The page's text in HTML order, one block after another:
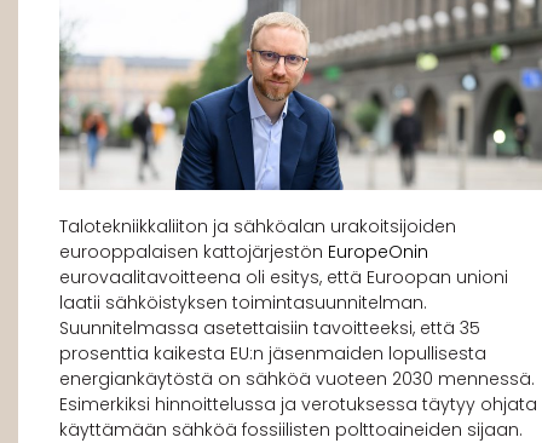
Talotekniikkaliiton ja sähköalan urakoitsijoiden
eurooppalaisen kattojärjestön EuropeOnin
eurovaalitavoitteena oli esitys, että Euroopan unioni
laatii sähköistyksen toimintasuunnitelman.
Suunnitelmassa asetettaisiin tavoitteeksi, että 35
prosenttia kaikesta EU:n jäsenmaiden lopullisesta
energiankäytöstä on sähköä vuoteen 2030 mennessä.
Esimerkiksi hinnoittelussa ja verotuksessa täytyy ohjata
käyttämään sähköä fossiilisten polttoaineiden sijaan.